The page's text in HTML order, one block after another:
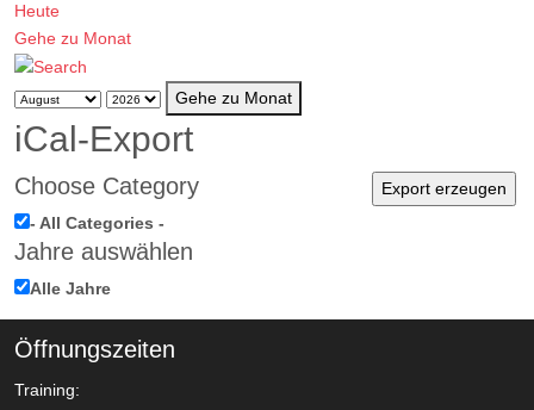
Heute
Gehe zu Monat
Gehe zu Monat
iCal-Export
Choose Category
- All Categories -
Jahre auswählen
Alle Jahre
Öffnungszeiten
Training: